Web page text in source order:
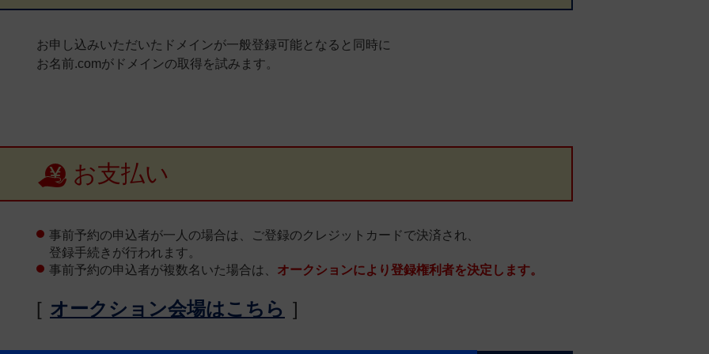
お申し込みいただいたドメインが一般登録可能となると同時に
お名前.comがドメインの取得を試みます。
お支払い
事前予約の申込者が一人の場合は、ご登録のクレジットカードで決済され、
登録手続きが行われます。
事前予約の申込者が複数名いた場合は、 オークションにより登録権利者を決定します。
[ オークション会場はこちら ]